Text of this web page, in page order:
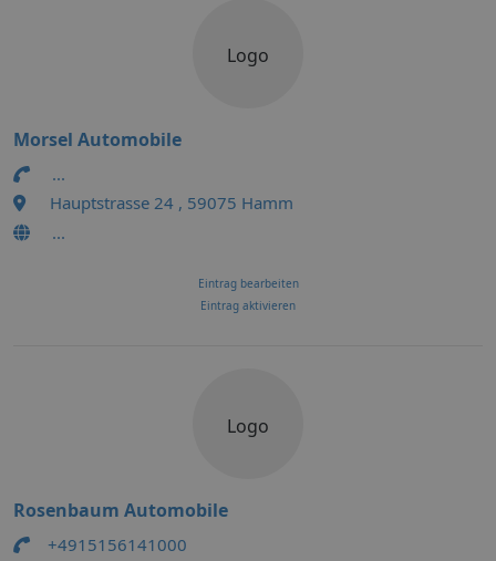
Logo
Morsel Automobile
...
Hauptstrasse 24 , 59075 Hamm
...
Eintrag bearbeiten
Eintrag aktivieren
Logo
Rosenbaum Automobile
+4915156141000